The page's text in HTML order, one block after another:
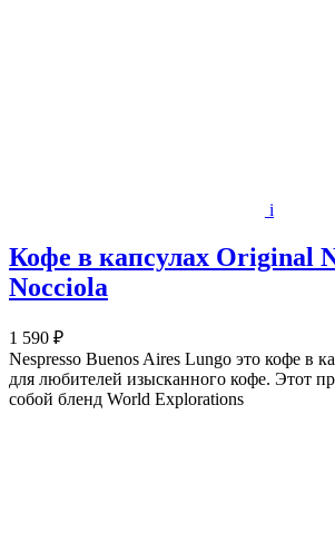
i
Кофе в капсулах Original
Nocciola
1 590 ₽
Nespresso Buenos Aires Lungo это кофе в
для любителей изысканного кофе. Этот
собой бленд World Explorations